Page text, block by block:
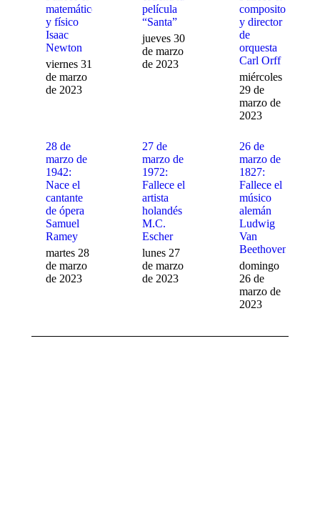
matemático
y físico
Isaac
Newton
viernes 31
de marzo
de 2023
película
“Santa”
jueves 30
de marzo
de 2023
compositor
y director
de
orquesta
Carl Orff
miércoles
29 de
marzo de
2023
28 de
marzo de
1942:
Nace el
cantante
de ópera
Samuel
Ramey
martes 28
de marzo
de 2023
27 de
marzo de
1972:
Fallece el
artista
holandés
M.C.
Escher
lunes 27
de marzo
de 2023
26 de
marzo de
1827:
Fallece el
músico
alemán
Ludwig
Van
Beethoven
domingo
26 de
marzo de
2023